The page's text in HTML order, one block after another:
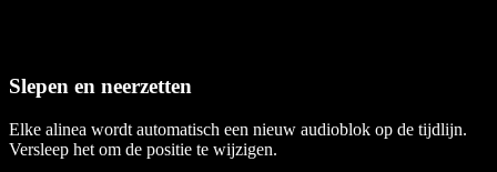
Slepen en neerzetten
Elke alinea wordt automatisch een nieuw audioblok op de tijdlijn.
Versleep het om de positie te wijzigen.